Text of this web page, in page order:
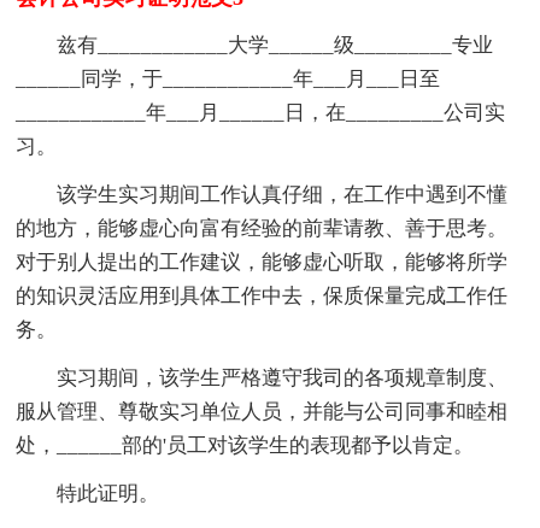
兹有____________大学______级_________专业
______同学，于____________年___月___日至
____________年___月______日，在_________公司实
习。
该学生实习期间工作认真仔细，在工作中遇到不懂
的地方，能够虚心向富有经验的前辈请教、善于思考。
对于别人提出的工作建议，能够虚心听取，能够将所学
的知识灵活应用到具体工作中去，保质保量完成工作任
务。
实习期间，该学生严格遵守我司的各项规章制度、
服从管理、尊敬实习单位人员，并能与公司同事和睦相
处，______部的'员工对该学生的表现都予以肯定。
特此证明。